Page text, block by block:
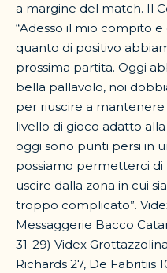
a margine del match. Il
“Adesso il mio compito
quanto di positivo
prossima partita. Oggi
bella pallavolo, noi
per riuscire a
livello di gioco adatto
oggi sono punti persi in
possiamo permetterci di
uscire dalla zona in cui
troppo complicato”.
Messaggerie Bacco
31-29) Videx
Richards 27, De Fabritiis